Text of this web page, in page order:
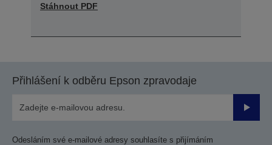
Stáhnout PDF
Přihlášení k odběru Epson zpravodaje
Odesláním své e-mailové adresy souhlasíte s přijímáním